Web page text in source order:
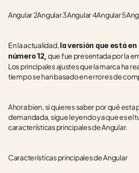
Angular 2Angular 3Angular 4Angular
En la actualidad, la versión que está en
número 12, que fue presentada por la
Los principales ajustes que la marca ha
tiempo se han basado en errores de
Ahora bien, si quieres saber por qué esta
demandada, sigue leyendo ya que es el
características principales de Angular.
Características principales de Angular